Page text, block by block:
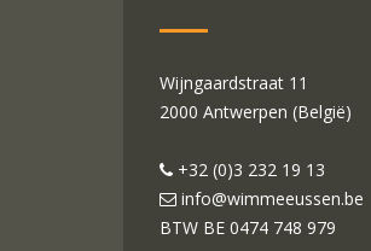
Wijngaardstraat 11
2000 Antwerpen (België)
+32 (0)3 232 19 13
info@wimmeeussen.be
BTW BE 0474 748 979